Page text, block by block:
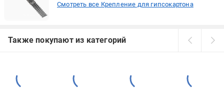
Смотреть все Крепление для гипсокартона
Также покупают из категорий